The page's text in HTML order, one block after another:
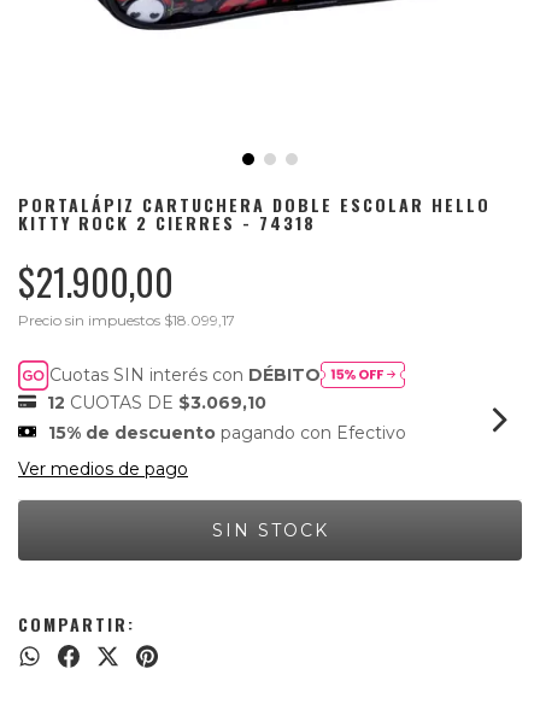
PORTALÁPIZ CARTUCHERA DOBLE ESCOLAR HELLO
KITTY ROCK 2 CIERRES - 74318
$21.900,00
Precio sin impuestos $18.099,17
Cuotas SIN interés con DÉBITO
12 CUOTAS DE $3.069,10
15% de descuento pagando con Efectivo
Ver medios de pago
COMPARTIR: